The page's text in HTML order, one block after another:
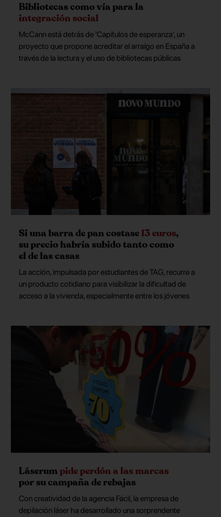
Bibliotecas como vía para la
integración social
McCann está detrás de 'Capítulos de esperanza', un
proyecto que propone acreditar el arraigo en España a
través de la lectura y el uso de bibliotecas públicas
Si una barra de pan costase13 euros,
su precio habría subido tanto como
el de las casas
La acción, impulsada por estudiantes de TAG, recurre a
un producto cotidiano para visibilizar la dificultad de
acceso a la vivienda, especialmente entre los jóvenes
Láserum pide perdón a las marcas
por su campaña de rebajas
Con creatividad de la agencia Fácil, la empresa de
depilación láser ha desarrollado una sorprendente